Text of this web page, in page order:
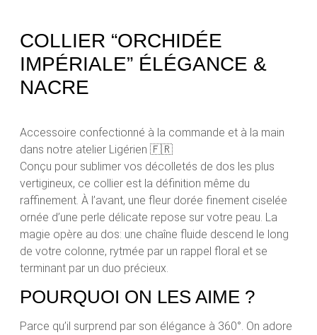
COLLIER “ORCHIDÉE
IMPÉRIALE” ÉLÉGANCE &
NACRE
Accessoire confectionné à la commande et à la main
dans notre atelier Ligérien 🇫🇷
Conçu pour sublimer vos décolletés de dos les plus
vertigineux, ce collier est la définition même du
raffinement. À l’avant, une fleur dorée finement ciselée
ornée d’une perle délicate repose sur votre peau. La
magie opère au dos: une chaîne fluide descend le long
de votre colonne, rytmée par un rappel floral et se
terminant par un duo précieux.
POURQUOI ON LES AIME ?
Parce qu’il surprend par son élégance à 360°. On adore